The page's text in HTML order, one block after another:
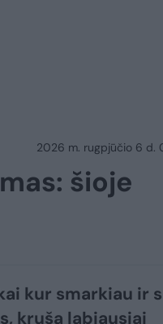
2026 m. rugpjūčio 6 d.
šioje
kur smarkiau ir
kruša labiausiai